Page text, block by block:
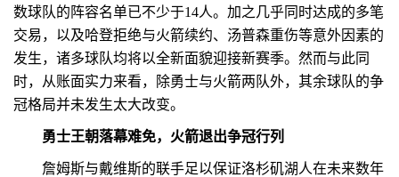
数球队的阵容名单已不少于14人。加之几乎同时达成的多笔
交易，以及哈登拒绝与火箭续约、汤普森重伤等意外因素的
发生，诸多球队均将以全新面貌迎接新赛季。然而与此同
时，从账面实力来看，除勇士与火箭两队外，其余球队的争
冠格局并未发生太大改变。
勇士王朝落幕难免，火箭退出争冠行列
詹姆斯与戴维斯的联手足以保证洛杉矶湖人在未来数年